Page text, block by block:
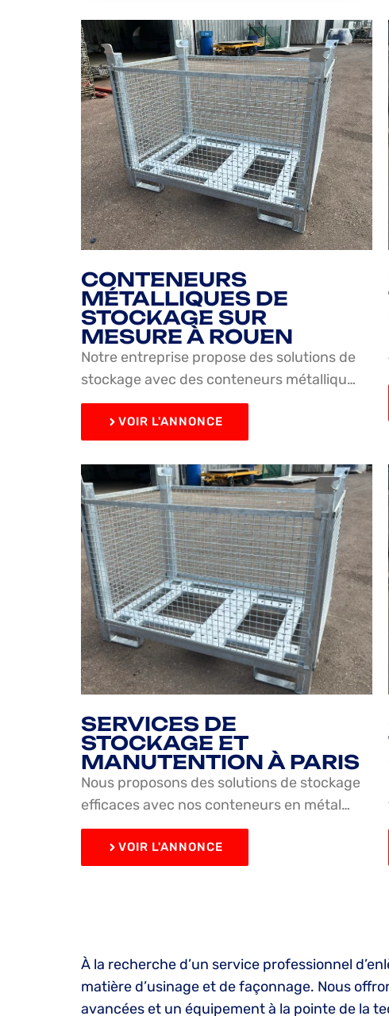
CONTENEURS
MÉTALLIQUES DE
STOCKAGE SUR
MESURE À ROUEN
Notre entreprise propose des solutions de
stockage avec des conteneurs métalliqu…
VOIR L'ANNONCE
SERVICES DE
STOCKAGE ET
MANUTENTION À PARIS
Nous proposons des solutions de stockage
efficaces avec nos conteneurs en métal…
VOIR L'ANNONCE
À la recherche d’un service professionnel
matière d’usinage et de façonnage. Nous
avancées et un équipement à la pointe de la